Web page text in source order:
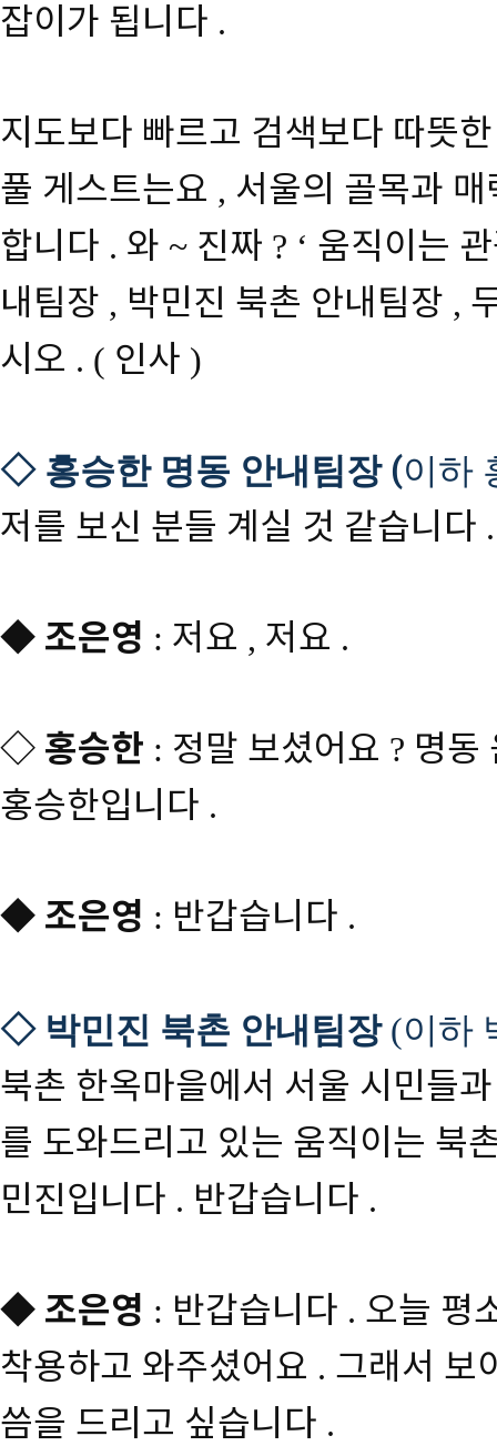
잡이가 됩니다 .
지도보다 빠르고 검색보다 따뜻
풀 게스트는요 , 서울의 골목과
합니다 . 와 ~ 진짜 ? ‘ 움직이는
내팀장 , 박민진 북촌 안내팀장 ,
시오 . ( 인사 )
◇ 홍승한 명동 안내팀장 (이하
저를 보신 분들 계실 것 같습니다 .
◆ 조은영 : 저요 , 저요 .
◇ 홍승한 : 정말 보셨어요 ? 명동
홍승한입니다 .
◆ 조은영 : 반갑습니다 .
◇ 박민진 북촌 안내팀장 (이하
북촌 한옥마을에서 서울 시민들
를 도와드리고 있는 움직이는 북
민진입니다 . 반갑습니다 .
◆ 조은영 : 반갑습니다 . 오늘 평
착용하고 와주셨어요 . 그래서 보
씀을 드리고 싶습니다 .